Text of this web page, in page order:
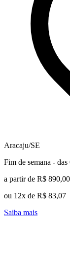
Aracaju/SE
Fim de semana -
a partir de R$ 890,00
ou 12x de R$ 83,07
Saiba mais